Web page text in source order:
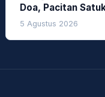
Doa, Pacitan
5 Agustus 2026